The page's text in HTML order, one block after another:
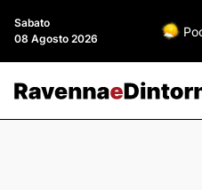
Sabato
08 Agosto 2026